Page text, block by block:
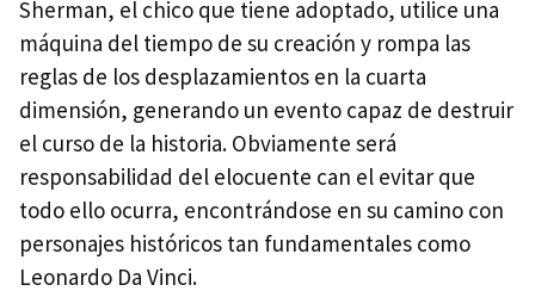
Sherman, el chico que tiene adoptado, utilice una
máquina del tiempo de su creación y rompa las
reglas de los desplazamientos en la cuarta
dimensión, generando un evento capaz de destruir
el curso de la historia. Obviamente será
responsabilidad del elocuente can el evitar que
todo ello ocurra, encontrándose en su camino con
personajes históricos tan fundamentales como
Leonardo Da Vinci.